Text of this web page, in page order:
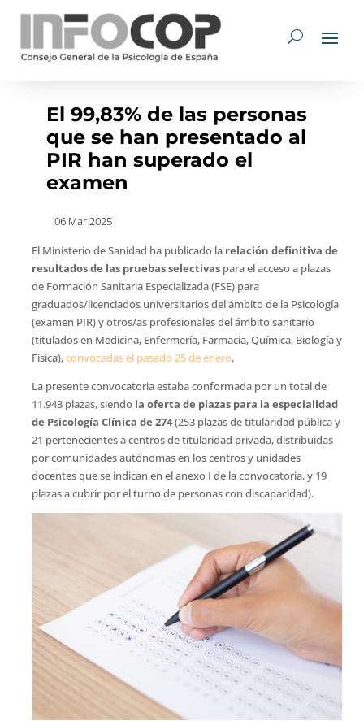
El 99,83% de las personas
que se han presentado al
PIR han superado el
examen
06 Mar 2025
El Ministerio de Sanidad ha publicado la relación definitiva de
resultados de las pruebas selectivas para el acceso a plazas
de Formación Sanitaria Especializada (FSE) para
graduados/licenciados universitarios del ámbito de la Psicología
(examen PIR) y otros/as profesionales del ámbito sanitario
(titulados en Medicina, Enfermería, Farmacia, Química, Biología y
Física),convocadas el pasado 25 de enero.
La presente convocatoria estaba conformada por un total de
11.943 plazas, siendo la oferta de plazas para la especialidad
de Psicología Clínica de 274(253 plazas de titularidad pública y
21 pertenecientes a centros de titularidad privada, distribuidas
por comunidades autónomas en los centros y unidades
docentes que se indican en el anexo I de la convocatoria, y 19
plazas a cubrir por el turno de personas con discapacidad).